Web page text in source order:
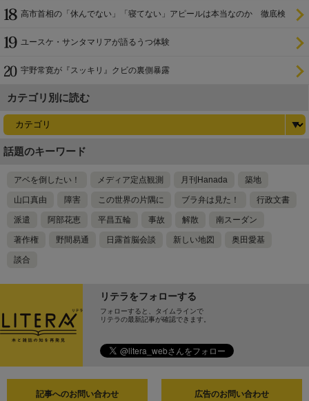
高市首相の「休んでない」「寝てない」アピールは本当なのか 徹底検
ユースケ・サンタマリアが語るうつ体験
宇野常寛が『スッキリ』クビの裏側暴露
カテゴリ別に読む
話題のキーワード
アベを倒したい！ メディア定点観測 月刊Hanada 築地
山口真由 障害 この世界の片隅に ブラ弁は見た！ 行政文書
派遣 阿部花恵 平昌五輪 事故 解散 南スーダン
著作権 野間易通 日露首脳会談 新しい地図 奥田愛基
談合
リテラをフォローする
フォローすると、タイムラインで
リテラの最新記事が確認できます。
記事へのお問い合わせ 広告のお問い合わせ